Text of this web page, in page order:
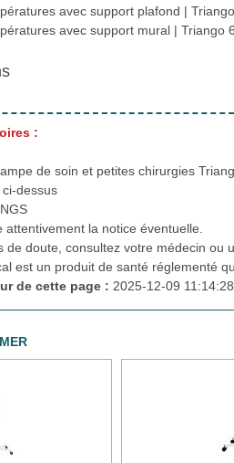
avec support plafond |
avec support mural | Triango
:
de soin et petites chirurgies
ci-dessus
attentivement la notice éventuelle.
de doute, consultez votre médecin ou
est un produit de santé réglementé
de cette page : 2025-12-09 11:14:28